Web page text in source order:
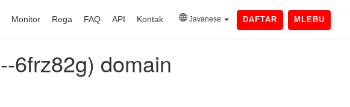
Monitor Rega FAQ API Kontak Javanese DAFTAR MLEBU
6frz82g) domain